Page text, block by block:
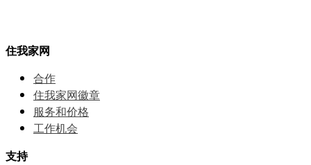
住我家网
合作
住我家网徽章
服务和价格
⼯作机会
支持